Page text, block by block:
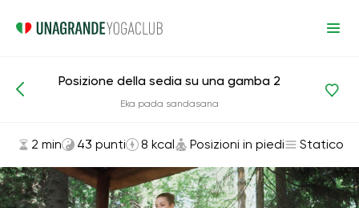
Asana ed esercizi Posizioni in piedi
Posizione della sedia su una gamba 2
Eka pada sandasana
2 min 43 punti 8 kcal Posizioni in piedi Statico